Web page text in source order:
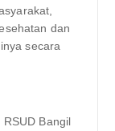
dan
secara
Bangil